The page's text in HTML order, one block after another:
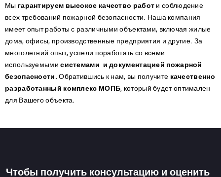
Мы гарантируем высокое качество работ и соблюдение
всех требований пожарной безопасности. Наша компания
имеет опыт работы с различными объектами, включая жилые
дома, офисы, производственные предприятия и другие. За
многолетний опыт, успели поработать со всеми
используемымисистемами и документацией пожарной
безопасности.Обратившись к нам, вы получите качественно
разработанный комплекс МОПБ, который будет оптимален
для Вашего объекта.
Чтобы получить консультацию и оценить